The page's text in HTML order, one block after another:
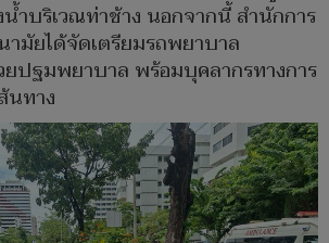
ำบริเวณท่าช้าง นอกจากนี้ สำนักการ
มัยได้จัดเตรียมรถพยาบาล
ปฐมพยาบาล พร้อมบุคลากรทางการ
นทาง